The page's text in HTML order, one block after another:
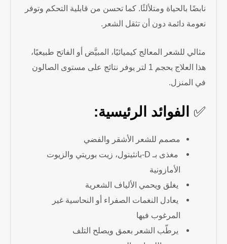
نابضًا بالحياة ومتلألئًا. كما تحسن من قابلية التحكم وتوفر
نعومة دائمة دون أن تثقل الشعر.
مثالي للشعر المعالج كيميائيًا، المبيَّض أو الفاتح طبيعيًا،
هذا العلاج بحجم 1 لتر يوفر نتائج على مستوى الصالون
في المنزل.
✅ الفوائد الرئيسية:
مصمم للشعر الأشقر والفضي
مغذى بـ D-بانثينول، زيت بوريتي والزيوت
الأمازونية
يغلق ويحمي الألياف الشعرية
يعادل النغمات الصفراء أو النحاسية غير
المرغوب فيها
يرطّب الشعر بعمق ويصلح التلف